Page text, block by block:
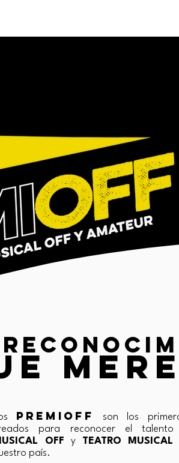
PREMIOFF
son los
para reconocer el
OFF y TEATRO MUSICAL
país.